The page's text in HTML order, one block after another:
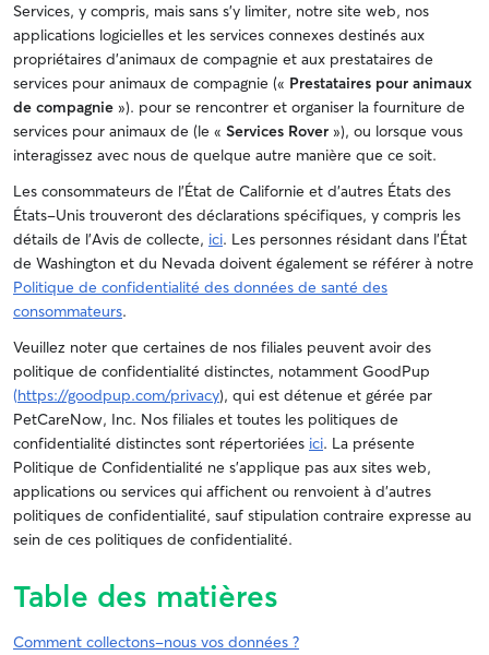
Services, y compris, mais sans s'y limiter, notre site web, nos
applications logicielles et les services connexes destinés aux
propriétaires d'animaux de compagnie et aux prestataires de
services pour animaux de compagnie (« Prestataires pour animaux
de compagnie »). pour se rencontrer et organiser la fourniture de
services pour animaux de (le « Services Rover »), ou lorsque vous
interagissez avec nous de quelque autre manière que ce soit.
Les consommateurs de l'État de Californie et d'autres États des
États-Unis trouveront des déclarations spécifiques, y compris les
détails de l'Avis de collecte, ici. Les personnes résidant dans l'État
de Washington et du Nevada doivent également se référer à notre
Politique de confidentialité des données de santé des
consommateurs.
Veuillez noter que certaines de nos filiales peuvent avoir des
politique de confidentialité distinctes, notamment GoodPup
(https://goodpup.com/privacy), qui est détenue et gérée par
PetCareNow, Inc. Nos filiales et toutes les politiques de
confidentialité distinctes sont répertoriées ici. La présente
Politique de Confidentialité ne s'applique pas aux sites web,
applications ou services qui affichent ou renvoient à d'autres
politiques de confidentialité, sauf stipulation contraire expresse au
sein de ces politiques de confidentialité.
Table des matières
Comment collectons-nous vos données ?